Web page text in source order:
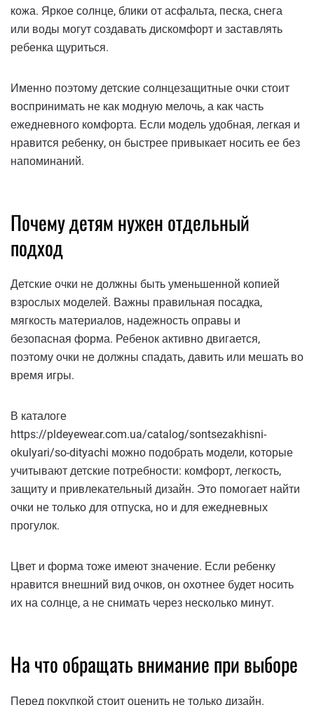
кожа. Яркое солнце, блики от асфальта, песка, снега
или воды могут создавать дискомфорт и заставлять
ребенка щуриться.
Именно поэтому детские солнцезащитные очки стоит
воспринимать не как модную мелочь, а как часть
ежедневного комфорта. Если модель удобная, легкая и
нравится ребенку, он быстрее привыкает носить ее без
напоминаний.
Почему детям нужен отдельный
подход
Детские очки не должны быть уменьшенной копией
взрослых моделей. Важны правильная посадка,
мягкость материалов, надежность оправы и
безопасная форма. Ребенок активно двигается,
поэтому очки не должны спадать, давить или мешать во
время игры.
В каталоге
https://pldeyewear.com.ua/catalog/sontsezakhisni-
okulyari/so-dityachi можно подобрать модели, которые
учитывают детские потребности: комфорт, легкость,
защиту и привлекательный дизайн. Это помогает найти
очки не только для отпуска, но и для ежедневных
прогулок.
Цвет и форма тоже имеют значение. Если ребенку
нравится внешний вид очков, он охотнее будет носить
их на солнце, а не снимать через несколько минут.
На что обращать внимание при выборе
Перед покупкой стоит оценить не только дизайн.